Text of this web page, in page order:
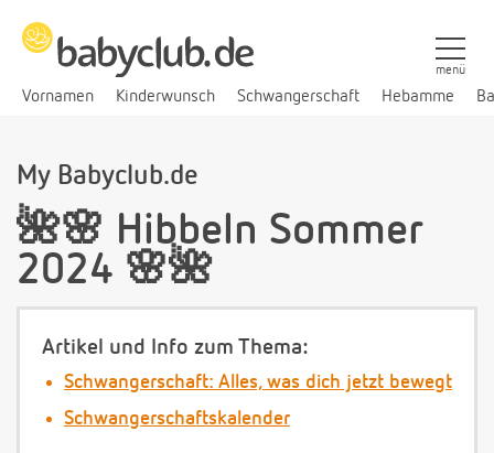
Vornamen Kinderwunsch Schwangerschaft Hebamme
menü
My Babyclub.de
🌺🌸 Hibbeln Sommer
2024 🌸🌺
Artikel und Info zum Thema:
Schwangerschaft: Alles, was dich jetzt bewegt
Schwangerschaftskalender